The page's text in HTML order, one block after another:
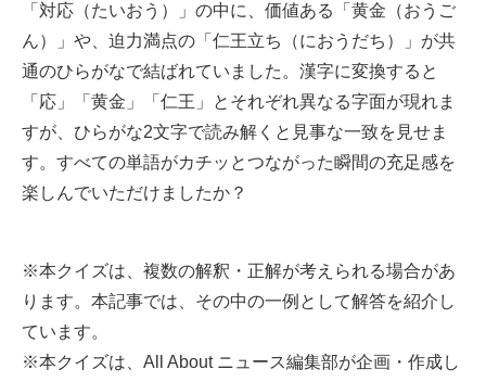
「対応（たいおう）」の中に、価値ある「黄金（おうご
ん）」や、迫力満点の「仁王立ち（におうだち）」が共
通のひらがなで結ばれていました。漢字に変換すると
「応」「黄金」「仁王」とそれぞれ異なる字面が現れま
すが、ひらがな2文字で読み解くと見事な一致を見せま
す。すべての単語がカチッとつながった瞬間の充足感を
楽しんでいただけましたか？
※本クイズは、複数の解釈・正解が考えられる場合があ
ります。本記事では、その中の一例として解答を紹介し
ています。
※本クイズは、All About ニュース編集部が企画・作成し